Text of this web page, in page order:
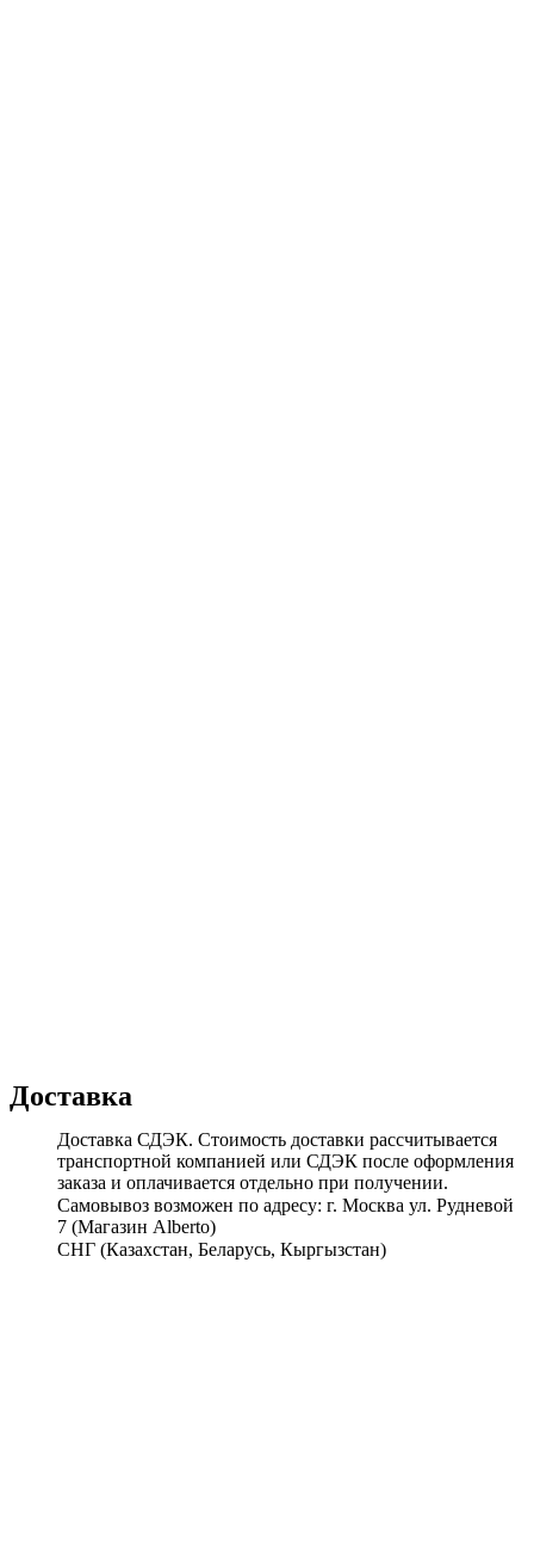
Доставка
Доставка СДЭК. Стоимость доставки рассчитывается
транспортной компанией или СДЭК после оформления
заказа и оплачивается отдельно при получении.
Самовывоз возможен по адресу: г. Москва ул. Рудневой
7 (Магазин Alberto)
СНГ (Казахстан, Беларусь, Кыргызстан)